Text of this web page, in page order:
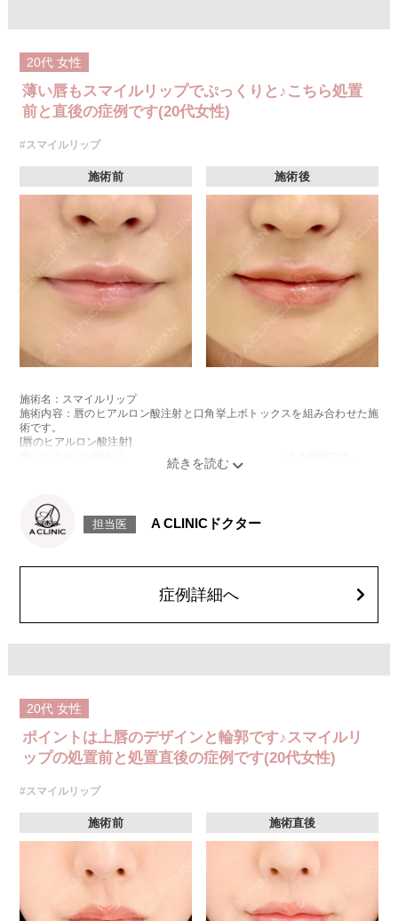
20代 女性
薄い唇もスマイルリップでぷっくりと♪こちら処置
前と直後の症例です(20代女性)
#スマイルリップ
施術前 施術後
施術名：スマイルリップ
施術内容：唇のヒアルロン酸注射と口角挙上ボトックスを組み合わせた施
術です。
[唇のヒアルロン酸注射]
唇にヒアルロン酸を注入し、ボリュームやバランスを整える施術です。
施術時間：約15～20分程
リスク、副作用：腫れ、赤み、内出血、痛み、突っ張り感などが生じるこ
ほどお控えください。ボトックス注入後は男性は3か月、女性は2か月避妊
費用：レスチレン 68,900円(税込)
オプション：表面麻酔 3,300円(税込) 笑気麻酔 3,300円(税込)
担当医 A CLINICドクター
症例詳細へ
20代 女性
ポイントは上唇のデザインと輪郭です♪スマイルリ
ップの処置前と処置直後の症例です(20代女性)
#スマイルリップ
施術前 施術直後